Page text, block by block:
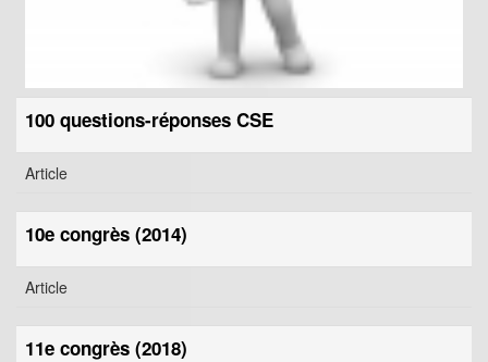
100 questions-réponses CSE
Article
10e congrès (2014)
Article
11e congrès (2018)